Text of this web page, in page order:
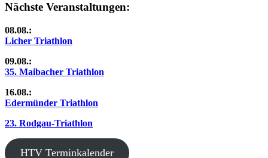
Nächste Veranstaltungen:
08.08.:
Licher Triathlon
09.08.:
35. Maibacher Triathlon
16.08.:
Edermünder Triathlon
23. Rodgau-Triathlon
HTV Terminkalender